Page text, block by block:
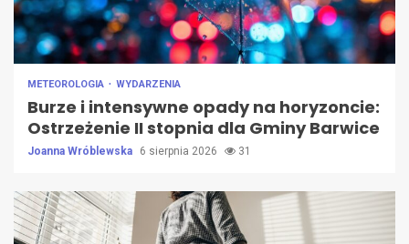
METEOROLOGIA WYDARZENIA
Burze i intensywne opady na horyzoncie:
Ostrzeżenie II stopnia dla Gminy Barwice
Joanna Wróblewska 6 sierpnia 2026 31